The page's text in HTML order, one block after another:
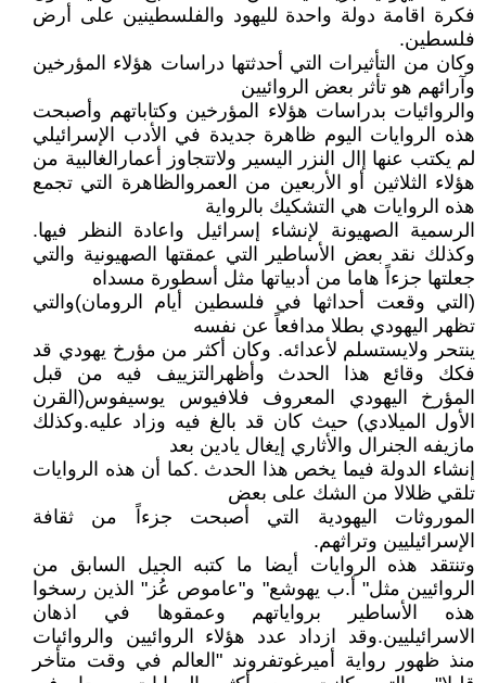
فكرة اقامة دولة واحدة لليهود والفلسطينين على أرض
فلسطين.
وكان من التأثيرات التي أحدثتها دراسات هؤلاء المؤرخين
وآرائهم هو تأثر بعض الروائيين
والروائيات بدراسات هؤلاء المؤرخين وكتاباتهم وأصبحت
هذه الروايات اليوم ظاهرة جديدة في الأدب الإسرائيلي
لم يكتب عنها إال النزر اليسير ولاتتجاوز أعمارالغالبية من
هؤلاء الثلاثين أو الأربعين من العمروالظاهرة التي تجمع
هذه الروايات هي التشكيك بالرواية
الرسمية الصهيونة لإنشاء إسرائيل واعادة النظر فيها.
وكذلك نقد بعض الأساطير التي عمقتها الصهيونية والتي
جعلتها جزءاً هاما من أدبياتها مثل أسطورة مسداه
(التي وقعت أحداثها في فلسطين أيام الرومان)والتي
تظهر اليهودي بطلا مدافعاً عن نفسه
ينتحر ولايستسلم لأعدائه. وكان أكثر من مؤرخ يهودي قد
فكك وقائع هذا الحدث وأظهرالتزييف فيه من قبل
المؤرخ اليهودي المعروف فلافيوس يوسيفوس(القرن
الأول الميلادي) حيث كان قد بالغ فيه وزاد عليه.وكذلك
مازيفه الجنرال والأثاري إيغال يادين بعد
إنشاء الدولة فيما يخص هذا الحدث .كما أن هذه الروايات
تلقي ظلالا من الشك على بعض
الموروثات اليهودية التي أصبحت جزءاً من ثقافة
الإسرائيليين وتراثهم.
وتنتقد هذه الروايات أيضا ما كتبه الجيل السابق من
الروائيين مثل" أ.ب يهوشع" و"عاموص عُز" الذين رسخوا
هذه الأساطير برواياتهم وعمقوها في اذهان
الاسرائيليين.وقد ازداد عدد هؤلاء الروائيين والروائيات
منذ ظهور رواية أميرغوتفروند "العالم في وقت متأخر